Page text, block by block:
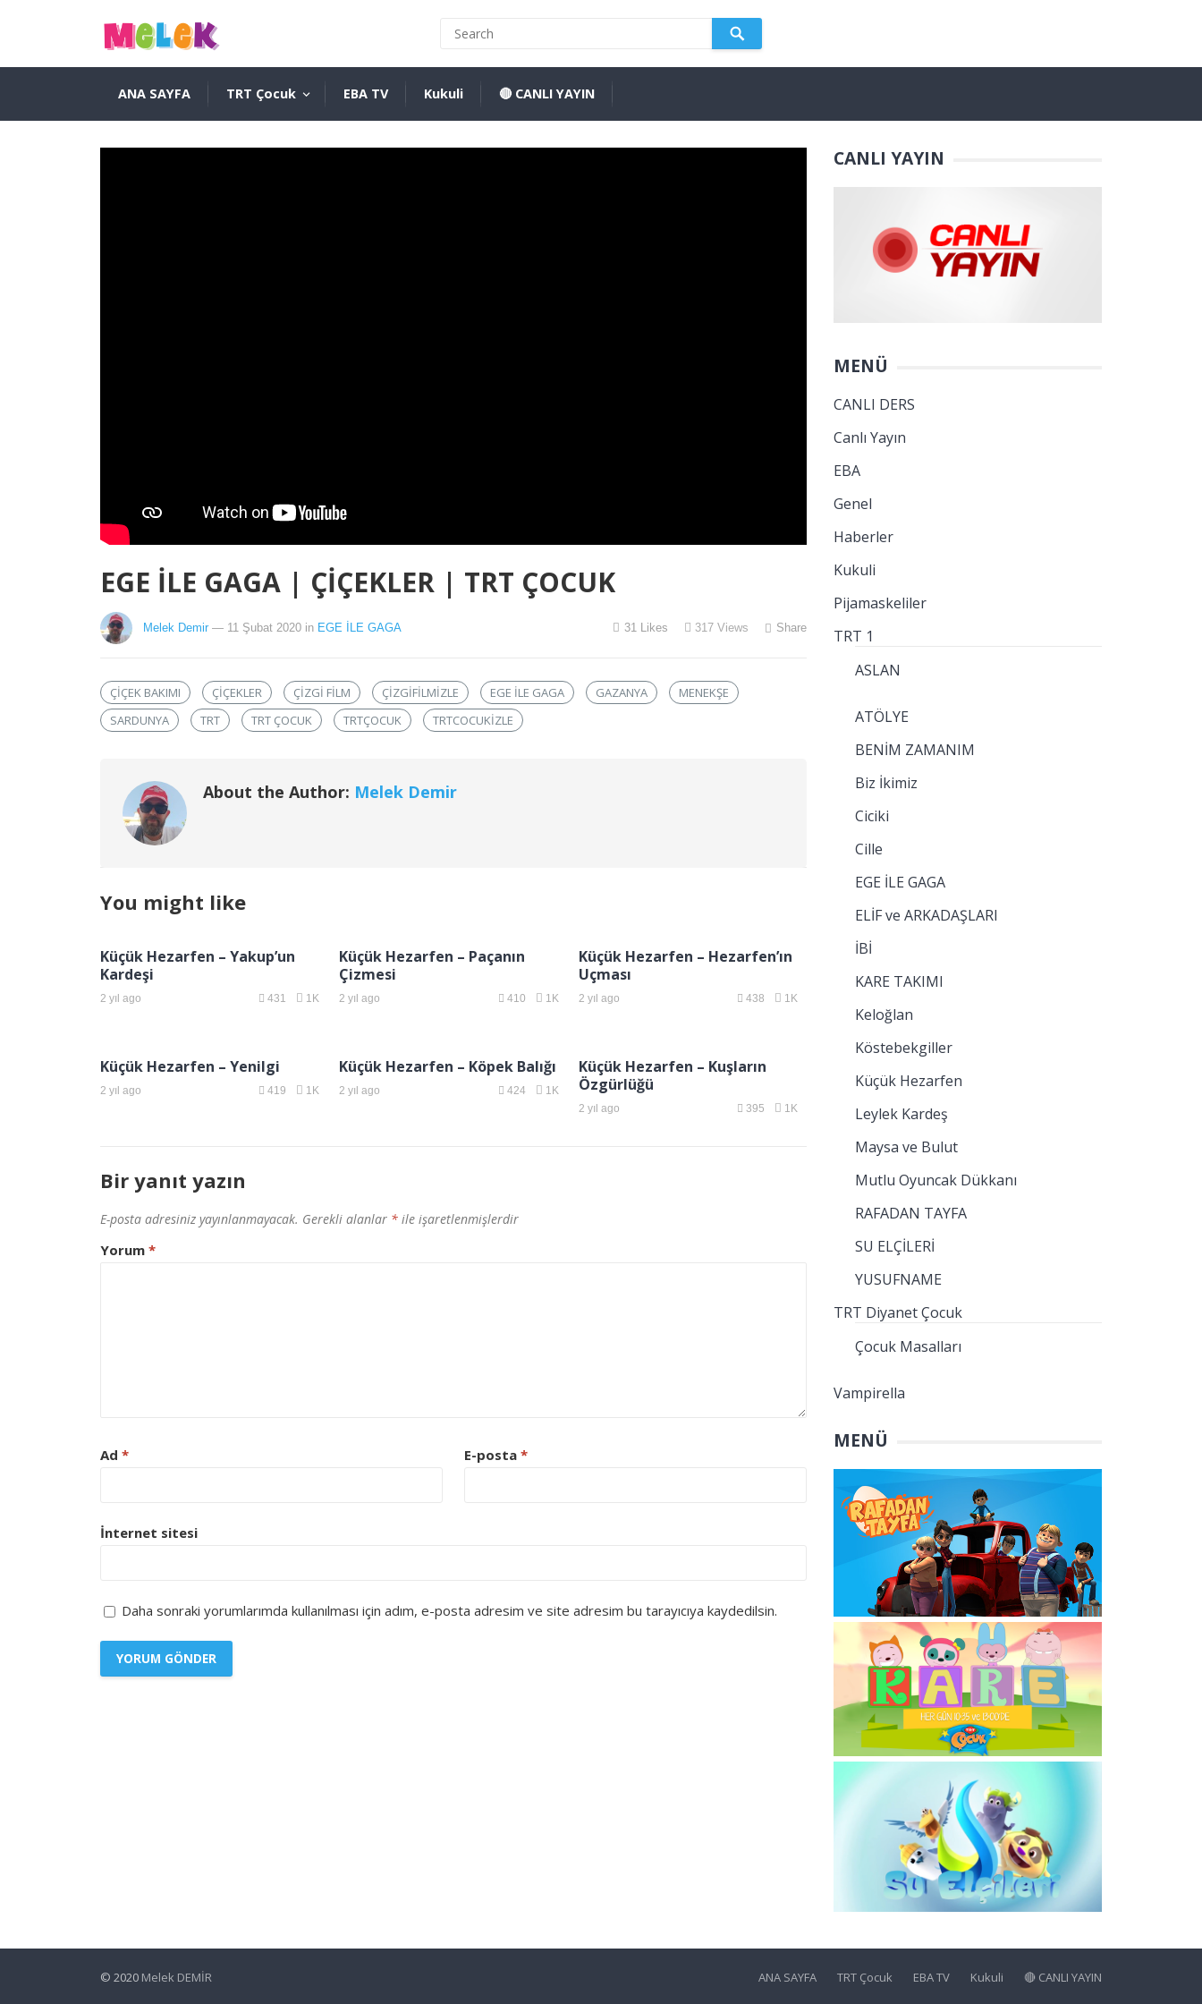
ANA SAYFA TRT Çocuk EBA TV Kukuli 🔴 CANLI YAYIN
EGE İLE GAGA | ÇİÇEKLER | TRT ÇOCUK
Melek Demir — 11 Şubat 2020 in EGE İLE GAGA 31 Likes 317 Views Share
ÇIÇEK BAKIMI ÇIÇEKLER ÇIZGI FILM ÇIZGIFILMIZLE EGE ILE GAGA GAZANYA
MENEKŞE
SARDUNYA
TRT TRT ÇOCUK TRTÇOCUK TRTCOCUKIZLE
About the Author: Melek Demir
You might like
Küçük Hezarfen – Yakup’un
Kardeşi
2 yıl ago 431 1K
Küçük Hezarfen – Paçanın
Çizmesi
2 yıl ago 410 1K
Küçük Hezarfen – Hezarfen’ın
Uçması
2 yıl ago 438 1K
Küçük Hezarfen – Yenilgi
2 yıl ago 419 1K
Küçük Hezarfen – Köpek Balığı
2 yıl ago 424 1K
Küçük Hezarfen – Kuşların
Özgürlüğü
2 yıl ago 395 1K
Bir yanıt yazın
E-posta adresiniz yayınlanmayacak. Gerekli alanlar * ile işaretlenmişlerdir
Yorum *
Ad * E-posta *
İnternet sitesi
Daha sonraki yorumlarımda kullanılması için adım, e-posta adresim ve site adresim bu tarayıcıya kaydedilsin.
CANLI YAYIN
MENÜ
CANLI DERS
Canlı Yayın
EBA
Genel
Haberler
Kukuli
Pijamaskeliler
TRT 1
ASLAN
ATÖLYE
BENİM ZAMANIM
Biz İkimiz
Ciciki
Cille
EGE İLE GAGA
ELİF ve ARKADAŞLARI
İBİ
KARE TAKIMI
Keloğlan
Köstebekgiller
Küçük Hezarfen
Leylek Kardeş
Maysa ve Bulut
Mutlu Oyuncak Dükkanı
RAFADAN TAYFA
SU ELÇİLERİ
YUSUFNAME
TRT Diyanet Çocuk
Çocuk Masalları
Vampirella
MENÜ
© 2020 Melek DEMİR ANA SAYFA TRT Çocuk EBA TV Kukuli 🔴 CANLI YAYIN